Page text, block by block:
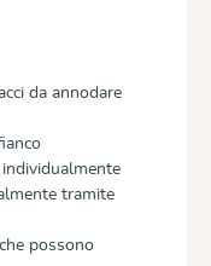
da annodare
tramite
che possono